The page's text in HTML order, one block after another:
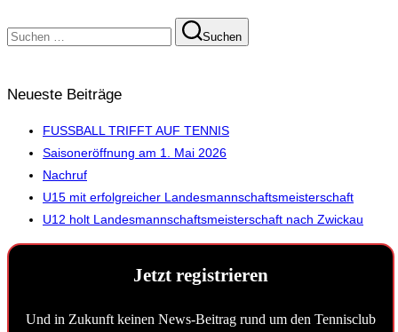
Suchen
nach:
Suchen
Neueste Beiträge
FUSSBALL TRIFFT AUF TENNIS
Saisoneröffnung am 1. Mai 2026
Nachruf
U15 mit erfolgreicher Landesmannschaftsmeisterschaft
U12 holt Landesmannschaftsmeisterschaft nach Zwickau
Jetzt registrieren
Und in Zukunft keinen News-Beitrag rund um den Tennisclub